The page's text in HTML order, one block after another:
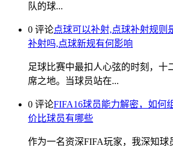
队的球...
0 评论点球可以补射,点球补射规则
补射吗,点球新规有何影响
足球比赛中最扣人心弦的时刻，十
席之地。当球员站在...
0 评论FIFA16球员能力解密，如何
价比球员有哪些
作为一名资深FIFA玩家，我深知球